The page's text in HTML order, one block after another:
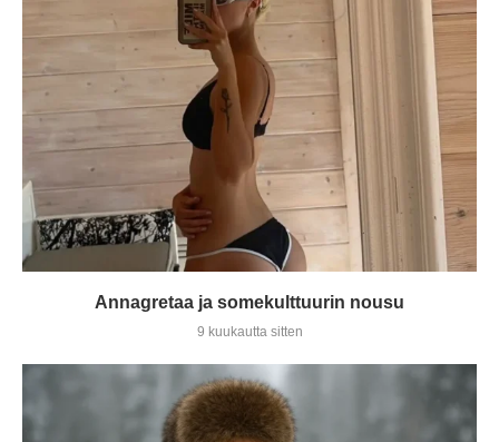
Annagretaa ja somekulttuurin nousu
9 kuukautta sitten